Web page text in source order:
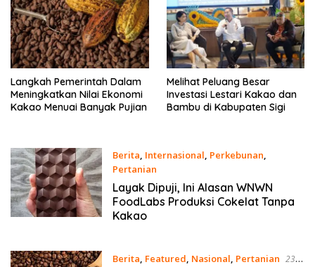
Langkah Pemerintah Dalam
Meningkatkan Nilai Ekonomi
Kakao Menuai Banyak Pujian
Melihat Peluang Besar
Investasi Lestari Kakao dan
Bambu di Kabupaten Sigi
Berita, Internasional, Perkebunan,
Pertanian
7 Juni 2022
Layak Dipuji, Ini Alasan WNWN
FoodLabs Produksi Cokelat Tanpa
Kakao
Berita, Featured, Nasional, Pertanian 23